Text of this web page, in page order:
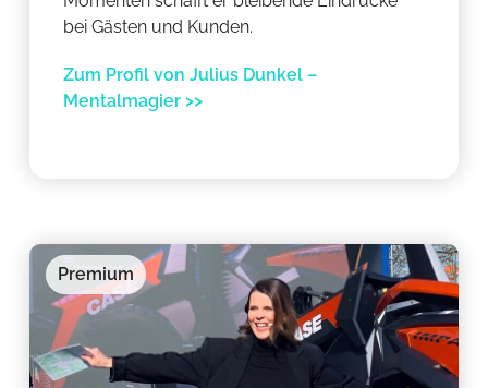
bei Gästen und Kunden.
Zum Profil von Julius Dunkel –
Mentalmagier >>
Premium